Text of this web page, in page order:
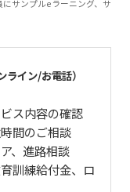
サンプルeラーニング、サ
ライン/お電話）
ス内容の確認
間のご相談
、進路相談
訓練給付金、ロ